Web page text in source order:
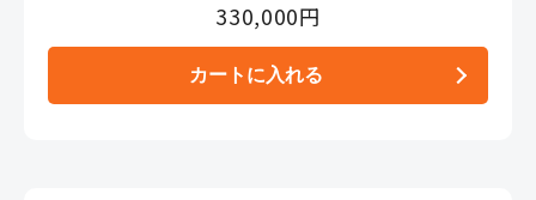
330,000円